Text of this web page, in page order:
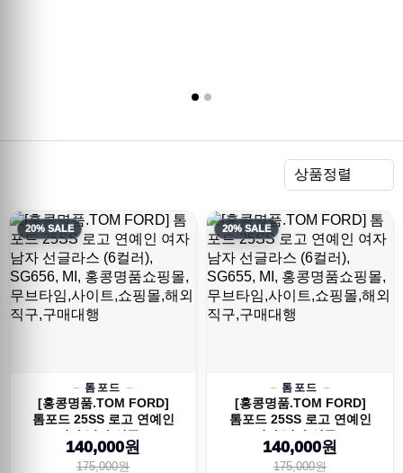
상품정렬
20% SALE
톰포드
[홍콩명품.TOM FORD]
톰포드 25SS 로고 연예인
여자 남자 선글...
140,000원
175,000원
20% SALE
톰포드
[홍콩명품.TOM FORD]
톰포드 25SS 로고 연예인
여자 남자 선글...
140,000원
175,000원